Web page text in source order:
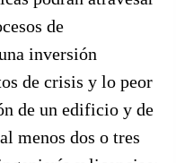
de
inversión
de crisis y lo peor
de un edificio y de
menos dos o tres